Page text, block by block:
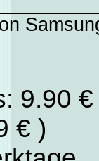
9.90
€ )